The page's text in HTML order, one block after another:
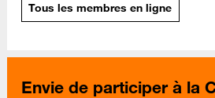
Tous les membres en ligne
Envie de participer à la